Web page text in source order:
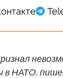
в НАТО,